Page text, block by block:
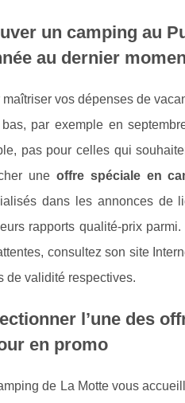
un camping au
au dernier
maîtriser vos dépenses de
par exemple en
pas pour celles qui
une offre spéciale en
dans les annonces de
rapports qualité-prix
consultez son site
de validité respectives.
l’une des
en promo
de La Motte vous